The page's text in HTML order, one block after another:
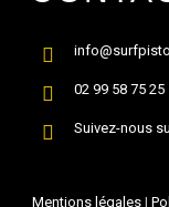
02 99 58 75 25
Suivez-nous
Mentions légales|